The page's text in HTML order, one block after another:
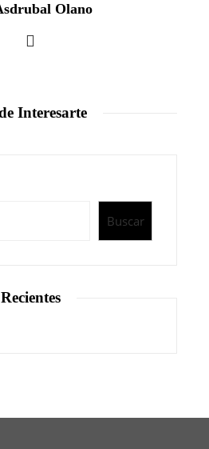
Olano
Interesarte
Buscar
Recientes